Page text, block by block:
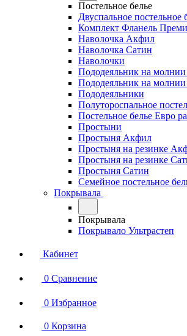
Постельное белье
Двуспальное постельное
Комплект Фланель
Наволочка Акфил
Наволочка Сатин
Наволочки
Пододеяльник на
Пододеяльник на
Пододеяльники
Полутороспальное
Постельное белье Евро
Простыни
Простыня Акфил
Простыня на резинке
Простыня на резинке
Простыня Сатин
Семейное постельное
Покрывала
Покрывала
Покрывало Ультрастеп
Кабинет
0 Сравнение
0 Избранное
0 Корзина